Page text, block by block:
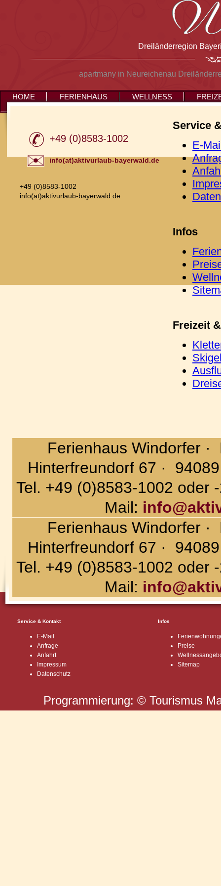
Dreiländerregion
apartmany in Neureichenau
HOME FERIENHAUS WELLNESS
+49 (0)8583-1002
info(at)aktivurlaub-bayerwald.de
+49 (0)8583-1002
info(at)aktivurlaub-bayerwald.de
Service
E-
Infos
Freizeit
Ferienhaus Windorfer ·
Hinterfreundorf 67 ·
Tel. +49 (0)8583-1002 oder
Mail:
Ferienhaus Windorfer ·
Hinterfreundorf 67 ·
Tel. +49 (0)8583-1002 oder
Mail:
Service & Kontakt
E-Mail
Anfrage
Anfahrt
Impressum
Datenschutz
Infos
Preise
Sitemap
Programmierung: © Tourismus